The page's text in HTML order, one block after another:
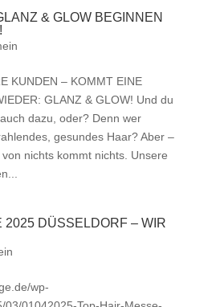
& GLOW BEGINNEN
KUNDEN – KOMMT EINE
GLANZ & GLOW! Und du
dazu, oder? Denn wer
gesundes Haar? Aber –
nichts kommt nichts. Unsere
2025 DÜSSELDORF – WIR
wp-